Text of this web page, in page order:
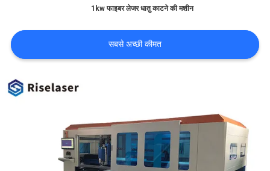
करें
एक
उद्धरण
1kw फाइबर लेजर धातु काटने की मशीन
सबसे अच्छी कीमत